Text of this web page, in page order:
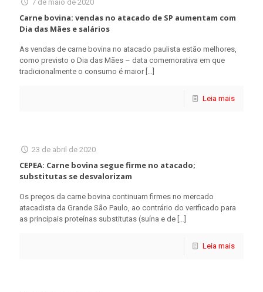
7 de maio de 2020
Carne bovina: vendas no atacado de SP aumentam com
Dia das Mães e salários
As vendas de carne bovina no atacado paulista estão melhores,
como previsto o Dia das Mães – data comemorativa em que
tradicionalmente o consumo é maior[…]
Leia mais
23 de abril de 2020
CEPEA: Carne bovina segue firme no atacado;
substitutas se desvalorizam
Os preços da carne bovina continuam firmes no mercado
atacadista da Grande São Paulo, ao contrário do verificado para
as principais proteínas substitutas (suína e de […]
Leia mais